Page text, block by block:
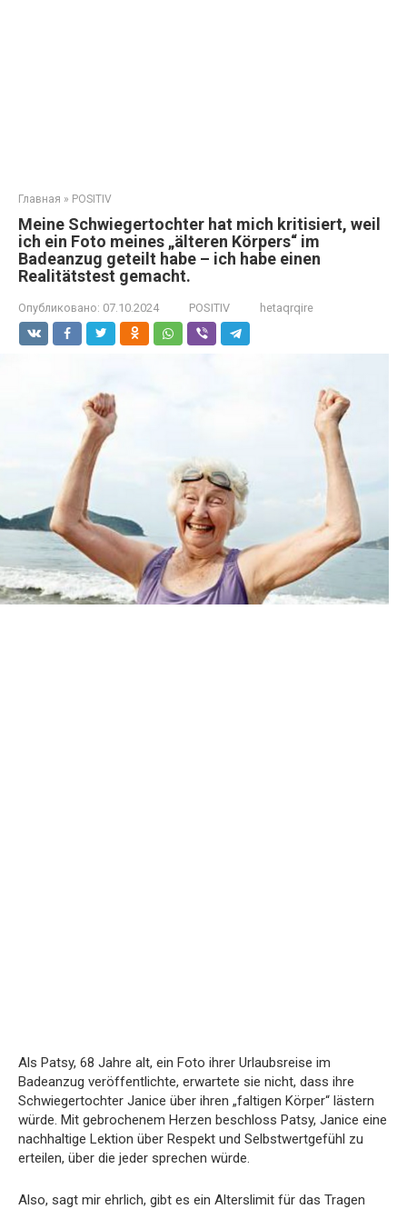
Главная » POSITIV
Meine Schwiegertochter hat mich kritisiert, weil
ich ein Foto meines „älteren Körpers“ im
Badeanzug geteilt habe – ich habe einen
Realitätstest gemacht.
Опубликовано: 07.10.2024 POSITIV hetaqrqire
Als Patsy, 68 Jahre alt, ein Foto ihrer Urlaubsreise im
Badeanzug veröffentlichte, erwartete sie nicht, dass ihre
Schwiegertochter Janice über ihren „faltigen Körper“ lästern
würde. Mit gebrochenem Herzen beschloss Patsy, Janice eine
nachhaltige Lektion über Respekt und Selbstwertgefühl zu
erteilen, über die jeder sprechen würde.
Also, sagt mir ehrlich, gibt es ein Alterslimit für das Tragen